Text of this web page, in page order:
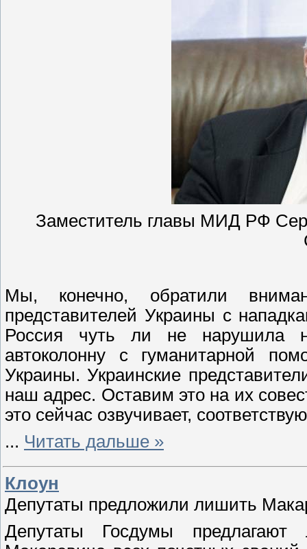
Заместитель главы МИД РФ
Мы, конечно, обратили
представителей Украины с
Россия чуть ли не нарушила
автоколонну с гуманитарной
Украины. Украинские
наш адрес. Оставим это на их
это сейчас озвучивает,
... Читать дальше »
Клоун
Депутаты предложили лишить
Депутаты Госдумы